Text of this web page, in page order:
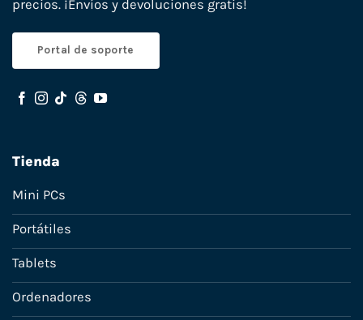
precios. ¡Envíos y devoluciones gratis!
Portal de soporte
Tienda
Mini PCs
Portátiles
Tablets
Ordenadores